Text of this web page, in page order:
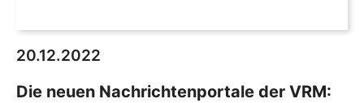
20.12.2022
Die neuen Nachrichtenportale der VRM: